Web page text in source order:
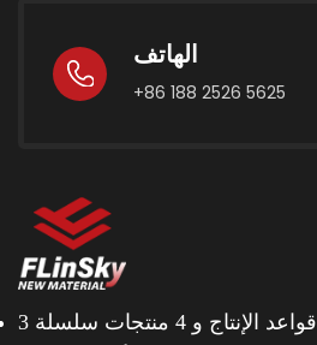
الهاتف
+86 188 2526 5625
3 قواعد الإنتاج و 4 منتجات سلسلة